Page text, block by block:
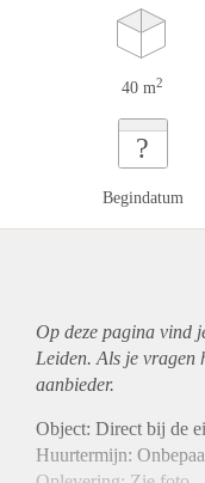
40 m2
?
Begindatum
Op deze pagina vind
Leiden. Als je vragen
aanbieder.
Object: Direct bij de
Huurtermijn: